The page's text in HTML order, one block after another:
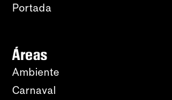
Portada
Áreas
Ambiente
Carnaval